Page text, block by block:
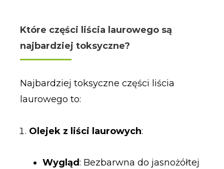
Które części liścia laurowego są
najbardziej toksyczne?
Najbardziej toksyczne części liścia
laurowego to:
Olejek z liści laurowych:
Wygląd: Bezbarwna do jasnożółtej